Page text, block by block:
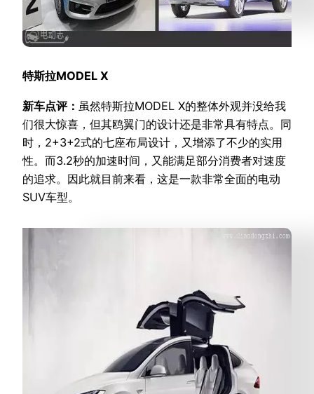
特斯拉MODEL X
新车点评： 虽然特斯拉MODEL X的整体外观并没给我
们很大惊喜，但其鸥翼门的设计还是非常具有特点。同
时，2+3+2式的七座布局设计，又增添了不少的实用
性。而3.2秒的加速时间，又能满足部分消费者对速度
的追求。因此就目前来看，这是一款非常全面的电动
SUV车型。